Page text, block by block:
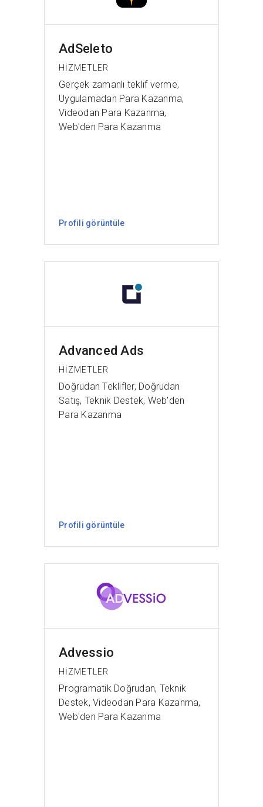
AdSeleto
HIZMETLER
Gerçek zamanlı teklif verme,
Uygulamadan Para Kazanma,
Videodan Para Kazanma,
Web'den Para Kazanma
Profili görüntüle
Advanced Ads
HIZMETLER
Doğrudan Teklifler, Doğrudan
Satış, Teknik Destek, Web'den
Para Kazanma
Profili görüntüle
Advessio
HIZMETLER
Programatik Doğrudan, Teknik
Destek, Videodan Para Kazanma,
Web'den Para Kazanma